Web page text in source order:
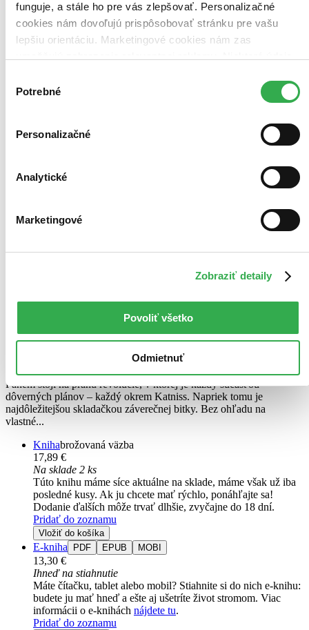
funguje, a stále ho pre vás zlepšovať. Personalizačné
cookies nám dovoľujú prispôsobovať stránku pre vašu
lepšiu orientáciu. Marketingové cookies nám zas
keby sme mohli používať všetky tieto cookies. Ďakujeme!
súhlasu
Potrebné
Personalizačné
Analytické
Marketingové
Zobraziť detaily
Povoliť všetko
Odmietnuť
Hry o život 3: Drozdajka
Katniss prežila Hry o život po druhý raz. No stále nie je v bezpečí.
Panem stojí na prahu revolúcie, v ktorej je každý súčasťou
dôverných plánov – každý okrem Katniss. Napriek tomu je
najdôležitejšou skladačkou záverečnej bitky. Bez ohľadu na
vlastné...
Knihabrožovaná väzba
17,89 €
Na sklade 2 ks
Túto knihu máme síce aktuálne na sklade, máme však už iba
posledné kusy. Ak ju chcete mať rýchlo, ponáhľajte sa!
Dodanie ďalších môže trvať dlhšie, zvyčajne do 18 dní.
Pridať do zoznamu
Vložiť do košíka
E-kniha PDF EPUB MOBI
13,30 €
Ihneď na stiahnutie
Máte čítačku, tablet alebo mobil? Stiahnite si do nich e-knihu:
budete ju mať hneď a ešte aj ušetríte život stromom. Viac
informácii o e-knihách nájdete tu.
Pridať do zoznamu